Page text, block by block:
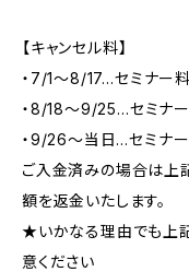
【キャンセル料】
・7/1～8/17…セミナー
・8/18～9/25…セミナ
・9/26～当日…セミナ
ご入金済みの場合は上
額を返金いたします。
★いかなる理由でも上
意ください